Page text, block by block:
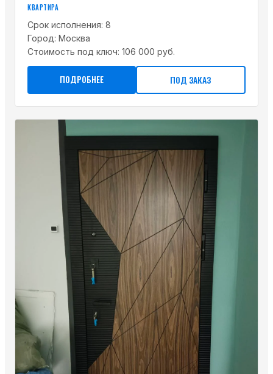
КВАРТИРА
Срок исполнения: 8
Город: Москва
Стоимость под ключ: 106 000 руб.
ПОДРОБНЕЕ ПОД ЗАКАЗ